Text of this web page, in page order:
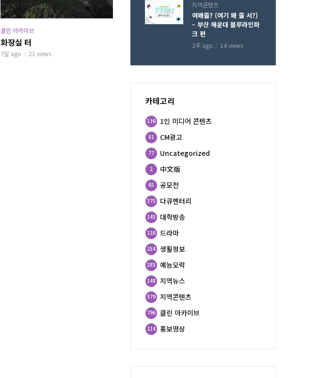
클린 아카이브
화장실 터
7달 ago 21 views
지역콘텐츠
여왜줄? (여기 왜 줄 서?)
– 부산 해운대 블루라인파
크 편
2주 ago 14 views
카테고리
1인 미디어 콘텐츠
136
CM광고
81
Uncategorized
77
中文版
2
공모전
65
다큐멘터리
375
대학방송
145
드라마
126
생활정보
254
예능오락
285
지역뉴스
148
지역콘텐츠
379
클린 아카이브
796
홍보영상
214